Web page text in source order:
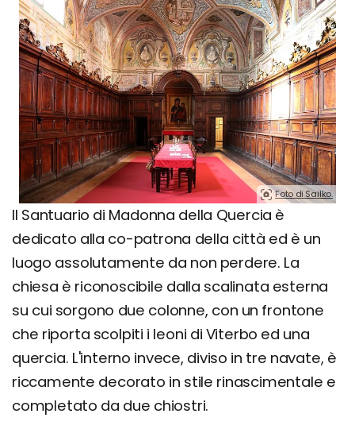
Foto di Sailko.
Il Santuario di Madonna della Quercia è
dedicato alla co-patrona della città ed è un
luogo assolutamente da non perdere. La
chiesa è riconoscibile dalla scalinata esterna
su cui sorgono due colonne, con un frontone
che riporta scolpiti i leoni di Viterbo ed una
quercia. L'interno invece, diviso in tre navate, è
riccamente decorato in stile rinascimentale e
completato da due chiostri.